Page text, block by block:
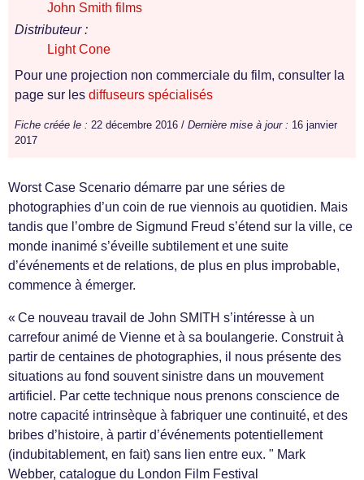
John Smith films
Distributeur :
Light Cone
Pour une projection non commerciale du film, consulter la
page sur les diffuseurs spécialisés
Fiche créée le : 22 décembre 2016 / Dernière mise à jour : 16 janvier
2017
Worst Case Scenario démarre par une séries de
photographies d’un coin de rue viennois au quotidien. Mais
tandis que l’ombre de Sigmund Freud s’étend sur la ville, ce
monde inanimé s’éveille subtilement et une suite
d’événements et de relations, de plus en plus improbable,
commence à émerger.
« Ce nouveau travail de John SMITH s’intéresse à un
carrefour animé de Vienne et à sa boulangerie. Construit à
partir de centaines de photographies, il nous présente des
situations au fond souvent sinistre dans un mouvement
artificiel. Par cette technique nous prenons conscience de
notre capacité intrinsèque à fabriquer une continuité, et des
bribes d’histoire, à partir d’événements potentiellement
(indubitablement, en fait) sans lien entre eux. " Mark
Webber, catalogue du London Film Festival